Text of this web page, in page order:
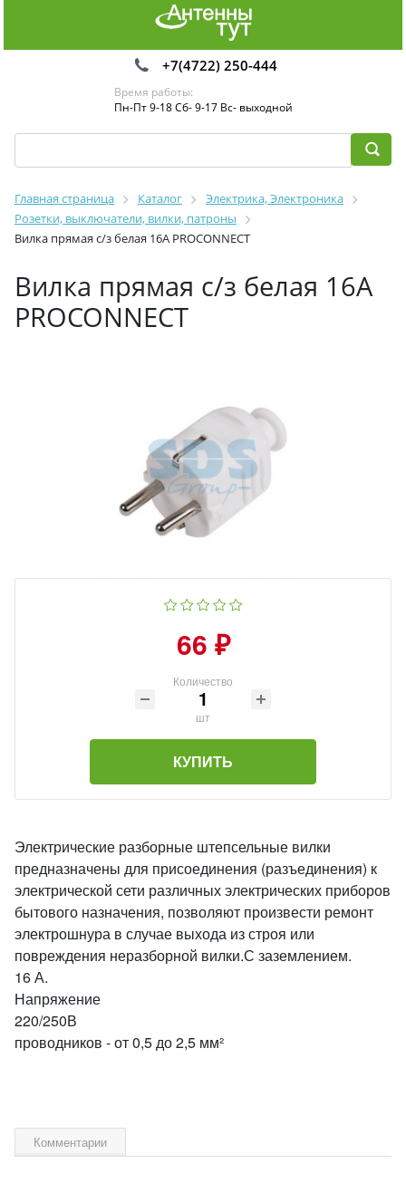
+7(4722) 250-444
Время работы:
Пн-Пт 9-18 Сб- 9-17 Вс- выходной
Главная страница Каталог
Электрика, Электроника
Розетки, выключатели, вилки, патроны
Вилка прямая с/з белая 16А PROCONNECT
Вилка прямая с/з белая 16А
PROCONNECT
66 ₽
Количество
шт
КУПИТЬ
Электрические разборные штепсельные вилки
предназначены для присоединения (разъединения) к
электрической сети различных электрических приборов
бытового назначения, позволяют произвести ремонт
электрошнура в случае выхода из строя или
повреждения неразборной вилки.С заземлением.
16 А.
Напряжение
220/
проводников - от 0,5 до 2,5 мм²
Комментарии